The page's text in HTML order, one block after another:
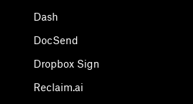
Dash
DocSend
Dropbox Sign
Reclaim.ai